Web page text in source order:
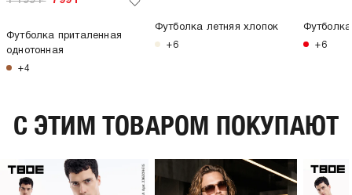
Футболка приталенная
однотонная
+4
Футболка летняя хлопок
+6 +6
C ЭТИМ ТОВАРОМ ПОКУПАЮТ